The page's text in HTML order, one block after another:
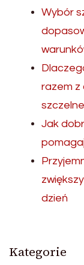
Wybór
razem z
Jak
dzień
Kategorie